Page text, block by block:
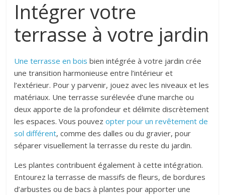
Intégrer votre
terrasse à votre jardin
Une terrasse en bois bien intégrée à votre jardin crée
une transition harmonieuse entre l’intérieur et
l’extérieur. Pour y parvenir, jouez avec les niveaux et les
matériaux. Une terrasse surélevée d’une marche ou
deux apporte de la profondeur et délimite discrètement
les espaces. Vous pouvezopter pour un revêtement de
sol différent, comme des dalles ou du gravier, pour
séparer visuellement la terrasse du reste du jardin.
Les plantes contribuent également à cette intégration.
Entourez la terrasse de massifs de fleurs, de bordures
d’arbustes ou de bacs à plantes pour apporter une